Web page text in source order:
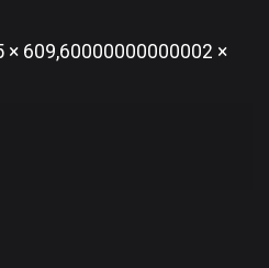
609,60000000000002 ×